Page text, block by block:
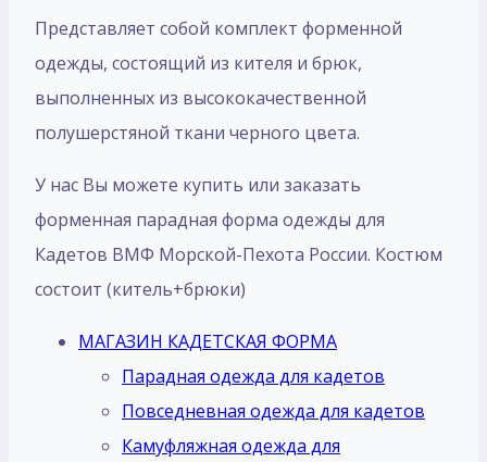
Представляет собой комплект форменной
одежды, состоящий из кителя и брюк,
выполненных из высококачественной
полушерстяной ткани черного цвета.
У нас Вы можете купить или заказать
форменная парадная форма одежды для
Кадетов ВМФ Морской-Пехота России. Костюм
состоит (китель+брюки)
МАГАЗИН КАДЕТСКАЯ ФОРМА
Парадная одежда для кадетов
Повседневная одежда для кадетов
Камуфляжная одежда для